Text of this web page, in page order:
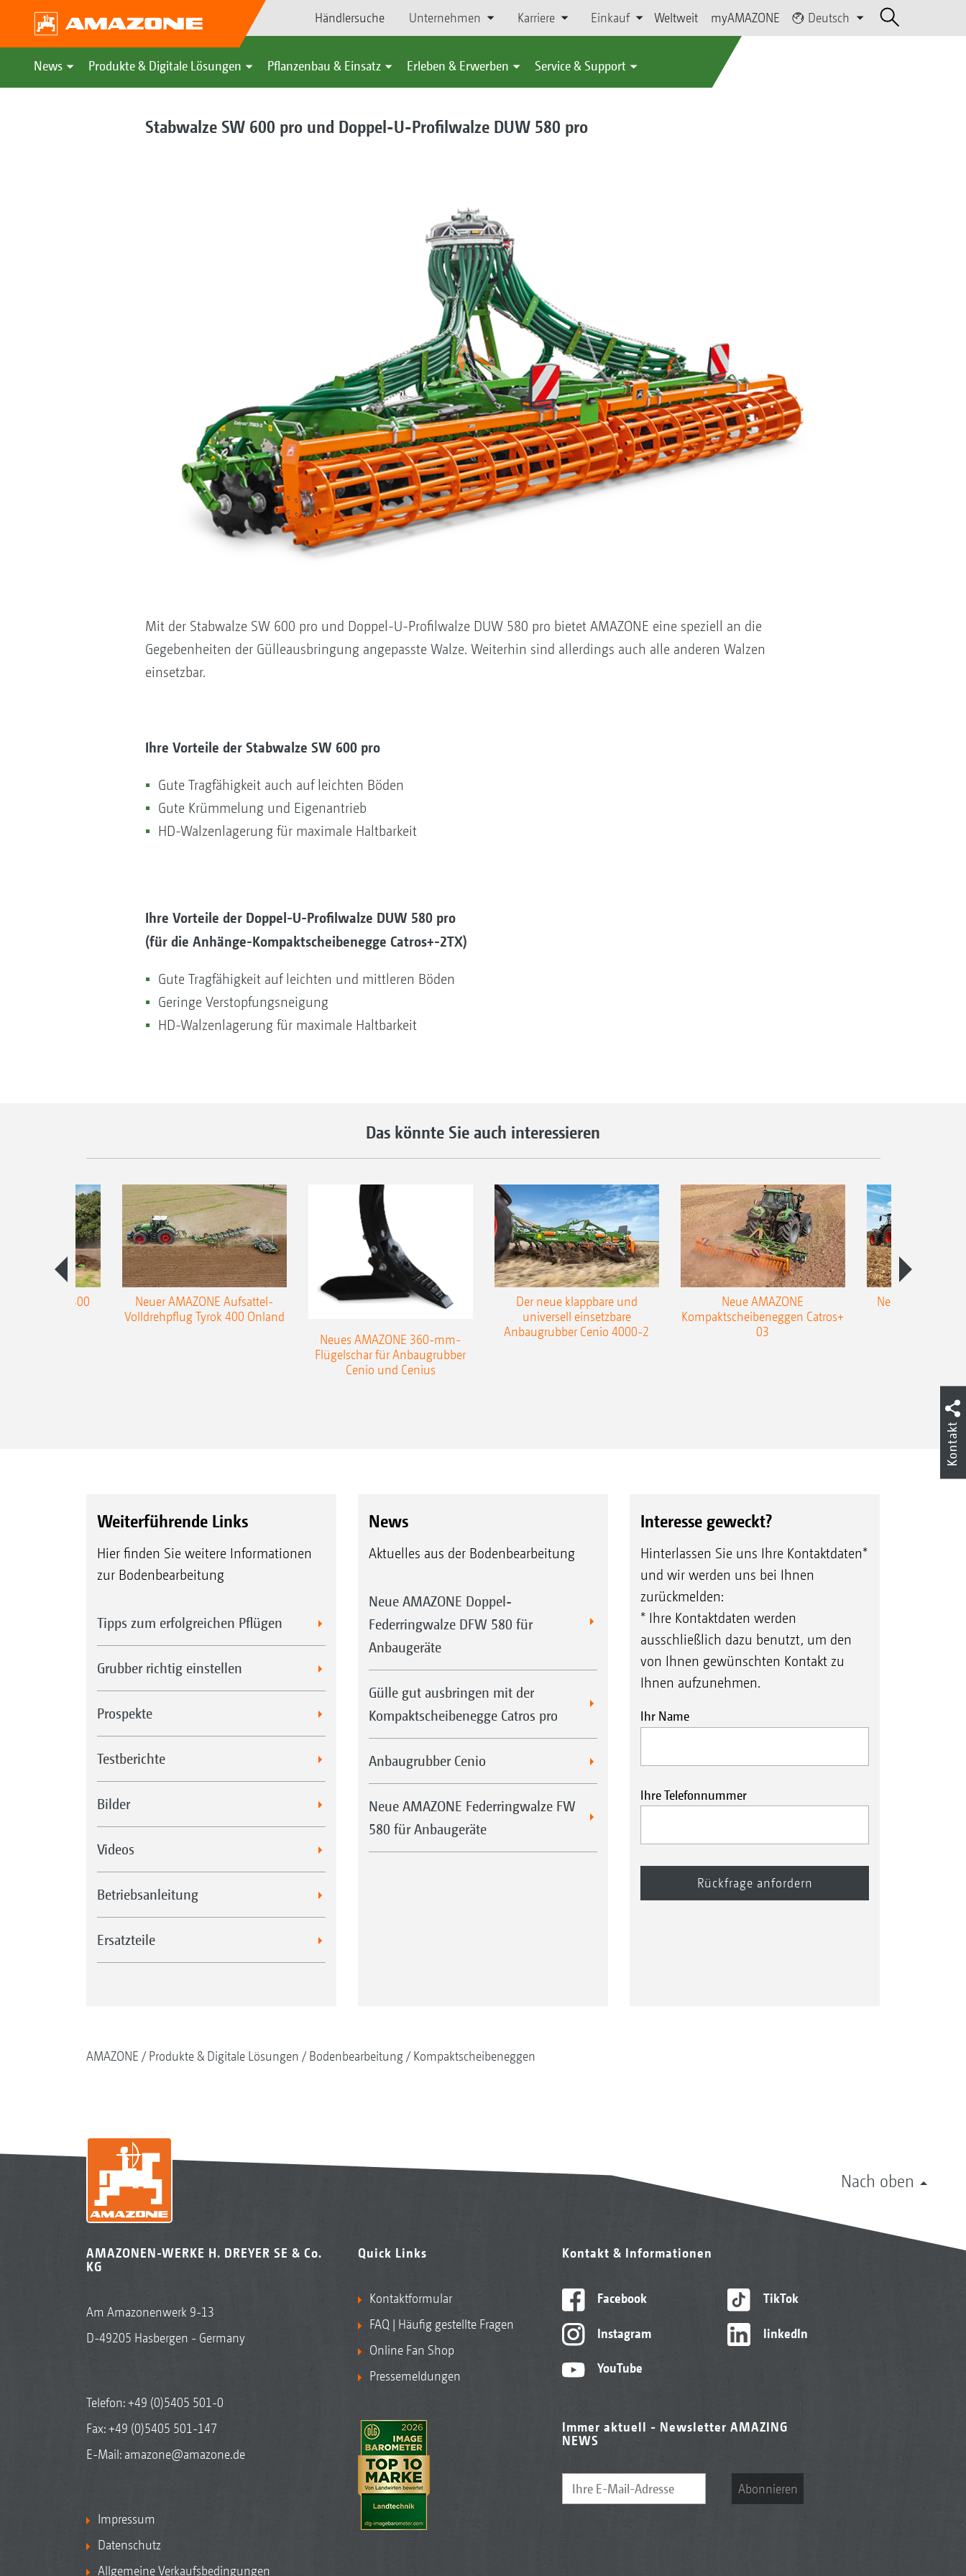
Händlersuche Unternehmen Karriere Einkauf Weltweit myAMAZONE Deutsch
News Produkte & Digitale Lösungen Pflanzenbau & Einsatz Erleben & Erwerben Service & Support
Stabwalze SW 600 pro und Doppel-U-Profilwalze DUW 580 pro
Mit der Stabwalze SW 600 pro und Doppel-U-Profilwalze DUW 580 pro bietet AMAZONE eine speziell an die
Gegebenheiten der Gülleausbringung angepasste Walze. Weiterhin sind allerdings auch alle anderen Walzen
einsetzbar.
Ihre Vorteile der Stabwalze SW 600 pro
Gute Tragfähigkeit auch auf leichten Böden
Gute Krümmelung und Eigenantrieb
HD-Walzenlagerung für maximale Haltbarkeit
Ihre Vorteile der Doppel-U-Profilwalze DUW 580 pro
(für die Anhänge-Kompaktscheibenegge Catros+-2TX)
Gute Tragfähigkeit auf leichten und mittleren Böden
Geringe Verstopfungsneigung
HD-Walzenlagerung für maximale Haltbarkeit
Das könnte Sie auch interessieren
Teres 300
Neuer AMAZONE Aufsattel-
Volldrehpflug Tyrok 400 Onland
Neues AMAZONE 360-mm-
Flügelschar für Anbaugrubber
Cenio und Cenius
Der neue klappbare und
universell einsetzbare
Anbaugrubber Cenio 4000-2
Neue AMAZONE
Kompaktscheibeneggen Catros+
03
Neuer
Weiterführende Links
Hier finden Sie weitere Informationen
zur Bodenbearbeitung
Tipps zum erfolgreichen Pflügen
Grubber richtig einstellen
Prospekte
Testberichte
Bilder
Videos
Betriebsanleitung
Ersatzteile
News
Aktuelles aus der Bodenbearbeitung
Neue AMAZONE Doppel-
Federringwalze DFW 580 für
Anbaugeräte
Gülle gut ausbringen mit der
Kompaktscheibenegge Catros pro
Anbaugrubber Cenio
Neue AMAZONE Federringwalze FW
580 für Anbaugeräte
Interesse geweckt?
Hinterlassen Sie uns Ihre Kontaktdaten*
und wir werden uns bei Ihnen
zurückmelden:
* Ihre Kontaktdaten werden
ausschließlich dazu benutzt, um den
von Ihnen gewünschten Kontakt zu
Ihnen aufzunehmen.
Ihr Name
Ihre Telefonnummer
AMAZONE Produkte & Digitale Lösungen Bodenbearbeitung Kompaktscheibeneggen
Nach oben
AMAZONEN-WERKE H. DREYER SE & Co.
KG
Am Amazonenwerk 9-13
D-49205 Hasbergen - Germany
Telefon:+49 (0)5405 501-0
Fax: +49 (0)5405 501-147
E-Mail: amazone@amazone.de
Impressum
Datenschutz
Allgemeine Verkaufsbedingungen
Quick Links
Kontaktformular
FAQ | Häufig gestellte Fragen
Online Fan Shop
Pressemeldungen
Kontakt & Informationen
Facebook
Instagram
YouTube
TikTok
linkedIn
Immer aktuell - Newsletter AMAZING
NEWS
Abonnieren
Kontakt